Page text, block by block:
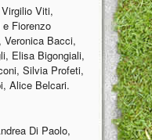
Viti,
Fiorenzo
Bacci,
Elisa Bigongiali,
Silvia Profeti,
Alice Belcari.
Di Paolo,